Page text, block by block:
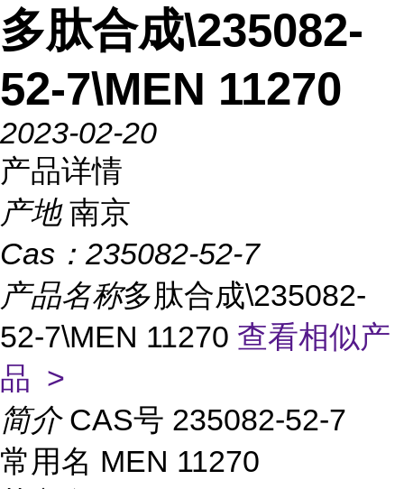
多肽合成\235082-
52-7\MEN 11270
2023-02-20
产品详情
产地 南京
Cas： 235082-52-7
产品名称多肽合成\235082-
52-7\MEN 11270 查看相似产
品 >
简介 CAS号 235082-52-7
常用名 MEN 11270